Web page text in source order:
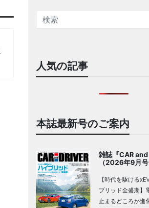
人気の記事
本誌最新号のご案内
雑誌『CAR and
（2026年9月号
【時代を駆ける
ブリッド全盛期】
止まるどころか進